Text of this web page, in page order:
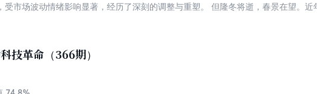
高质量财经类UGC产生，按照不同专题进行组织、编辑和校对。专门为渴望财务自
受市场波动情绪影响显著，经历了深刻的调整与重塑。 但隆冬将逝，春景在望。近
资逻辑并抓住投资机遇？ 本期专刊精选9篇文章，带大家一同领略本轮医药新视野。
技革命（366期）